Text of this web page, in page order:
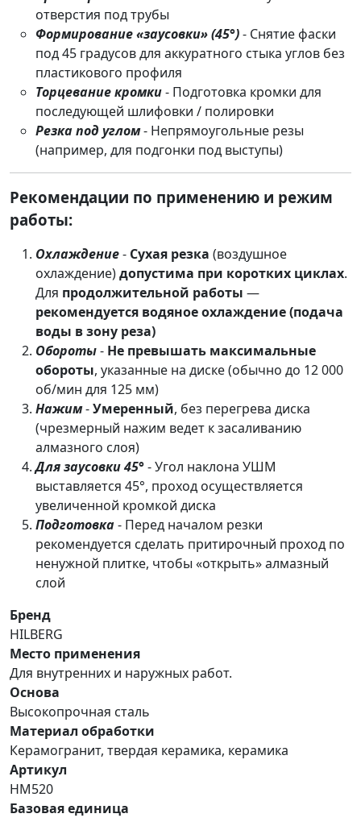
отверстия под трубы
Формирование «заусовки» (45°)- Снятие фаски
под 45 градусов для аккуратного стыка углов без
пластикового профиля
Торцевание кромки- Подготовка кромки для
последующей шлифовки / полировки
Резка под углом- Непрямоугольные резы
(например, для подгонки под выступы)
Рекомендации по применению и режим
работы:
Охлаждение- Сухая резка (воздушное
охлаждение)допустима при коротких циклах.
Для продолжительной работы —
рекомендуется водяное охлаждение (подача
воды в зону реза)
Обороты- Не превышать максимальные
обороты, указанные на диске (обычно до 12 000
об/мин для 125 мм)
Нажим-Умеренный, без перегрева диска
(чрезмерный нажим ведет к засаливанию
алмазного слоя)
Для заусовки 45°- Угол наклона УШМ
выставляется 45°, проход осуществляется
увеличенной кромкой диска
Подготовка- Перед началом резки
рекомендуется сделать притирочный проход по
ненужной плитке, чтобы «открыть» алмазный
слой
Бренд
HILBERG
Место применения
Для внутренних и наружных работ.
Основа
Высокопрочная сталь
Материал обработки
Керамогранит, твердая керамика, керамика
Артикул
HM520
Базовая единица